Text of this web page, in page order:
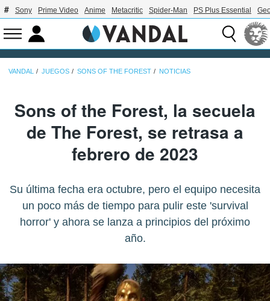
Sony Prime Video Anime Metacritic Spider-Man PS Plus Essential
VANDAL JUEGOS SONS OF THE FOREST NOTICIAS
Sons of the Forest, la secuela
de The Forest, se retrasa a
febrero de 2023
Su última fecha era octubre, pero el equipo necesita
un poco más de tiempo para pulir este 'survival
horror' y ahora se lanza a principios del próximo
año.